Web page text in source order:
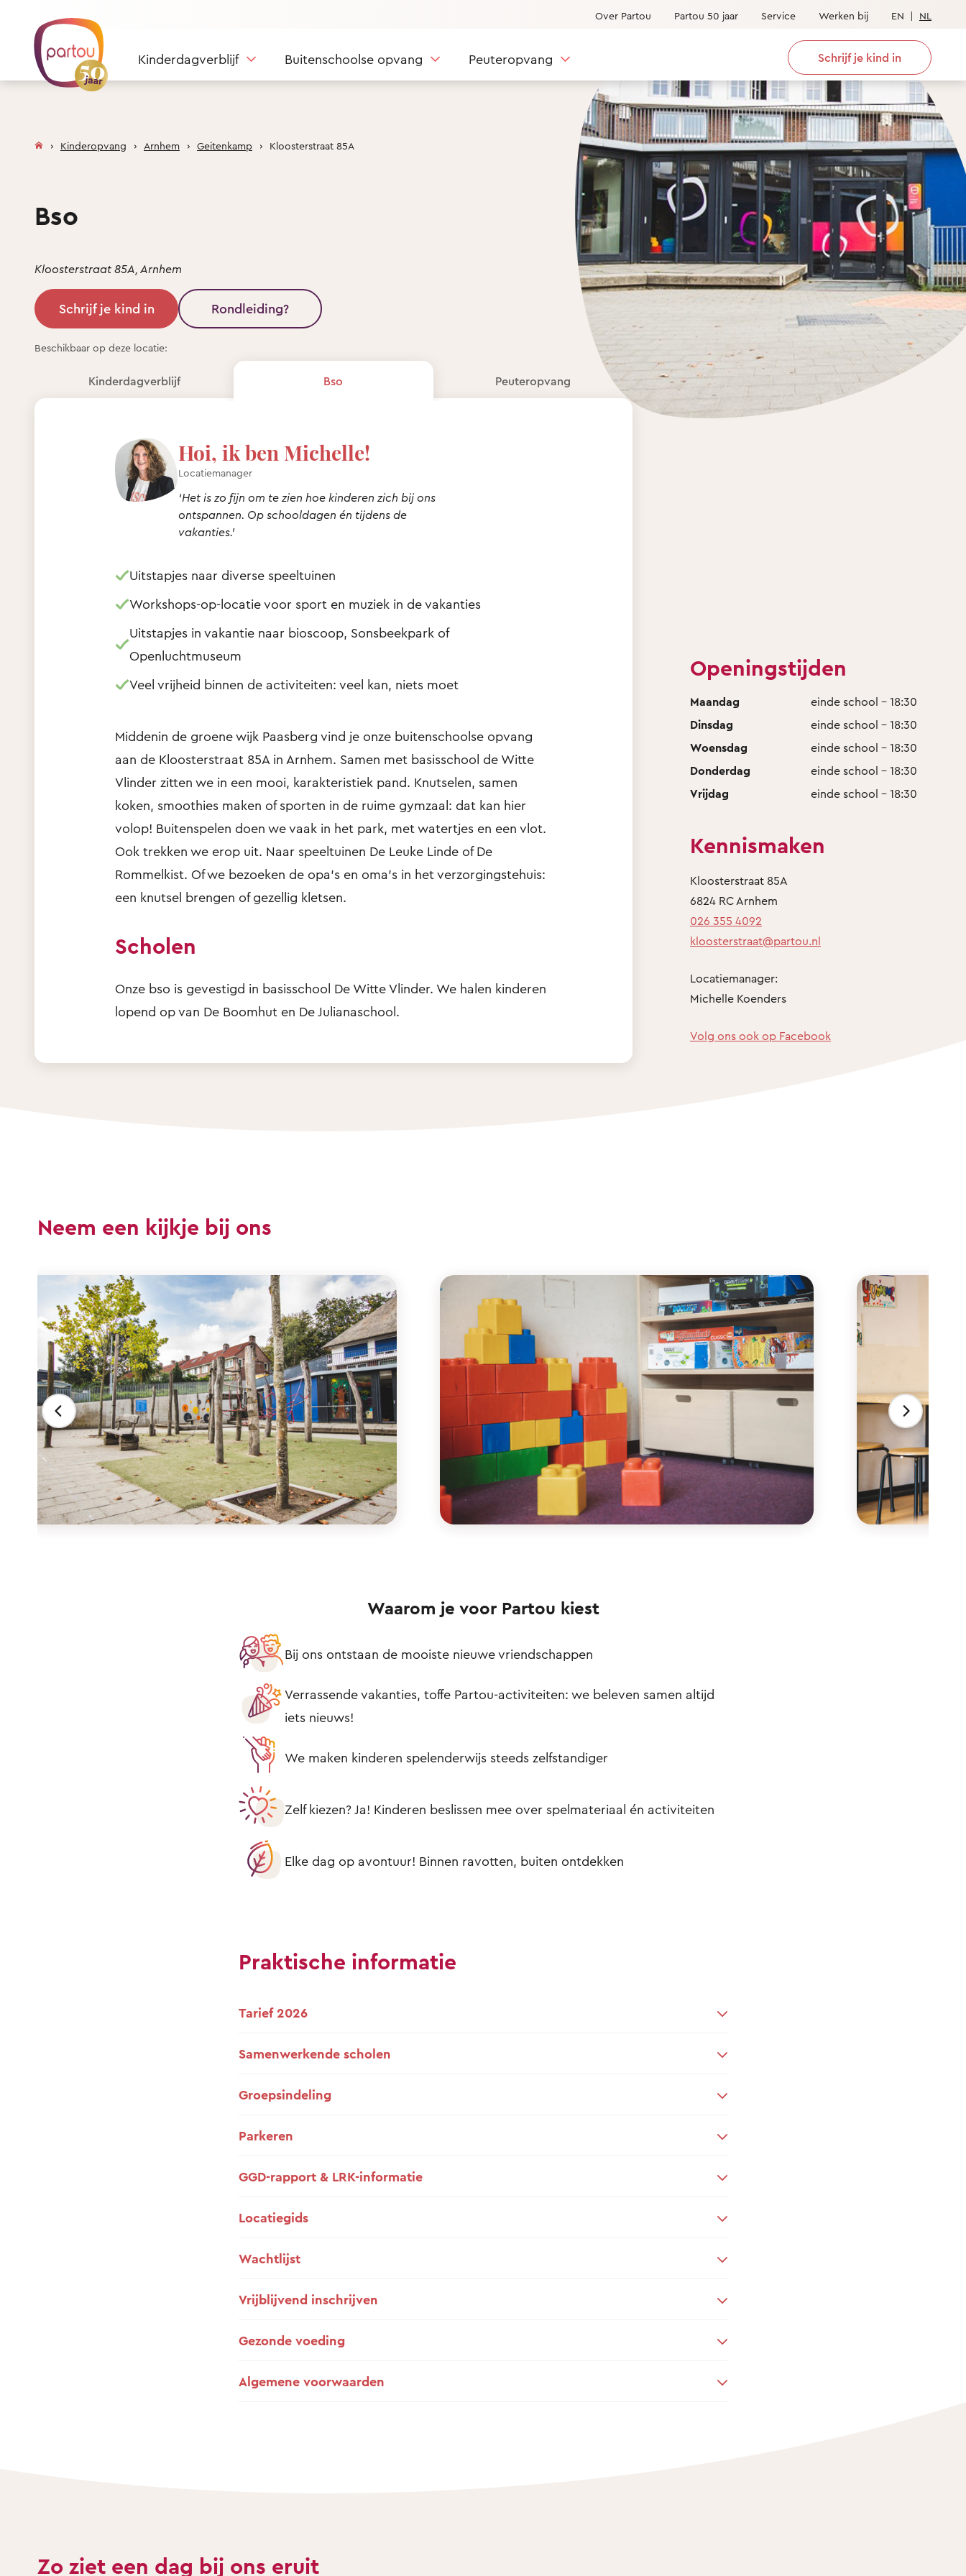
Over Partou Partou 50 jaar Service Werken bij EN | NL
Kinderdagverblijf Buitenschoolse opvang Peuteropvang Schrijf je kind in
Kinderopvang Arnhem Geitenkamp Kloosterstraat 85A
Bso
Kloosterstraat 85A, Arnhem
Schrijf je kind in Rondleiding?
Beschikbaar op deze locatie:
Kinderdagverblijf Bso Peuteropvang
Hoi, ik ben Michelle!
Locatiemanager
‘Het is zo fijn om te zien hoe kinderen zich bij ons
ontspannen. Op schooldagen én tijdens de
vakanties.’
Uitstapjes naar diverse speeltuinen
Workshops-op-locatie voor sport en muziek in de vakanties
Uitstapjes in vakantie naar bioscoop, Sonsbeekpark of
Openluchtmuseum
Veel vrijheid binnen de activiteiten: veel kan, niets moet
Middenin de groene wijk Paasberg vind je onze buitenschoolse opvang
aan de Kloosterstraat 85A in Arnhem. Samen met basisschool de Witte
Vlinder zitten we in een mooi, karakteristiek pand. Knutselen, samen
koken, smoothies maken of sporten in de ruime gymzaal: dat kan hier
volop! Buitenspelen doen we vaak in het park, met watertjes en een vlot.
Ook trekken we erop uit. Naar speeltuinen De Leuke Linde of De
Rommelkist. Of we bezoeken de opa’s en oma’s in het verzorgingstehuis:
een knutsel brengen of gezellig kletsen.
Scholen
Onze bso is gevestigd in basisschool De Witte Vlinder. We halen kinderen
lopend op van De Boomhut en De Julianaschool.
Openingstijden
Maandag
einde school - 18:30
Dinsdag
einde school - 18:30
Woensdag
einde school - 18:30
Donderdag
einde school - 18:30
Vrijdag
einde school - 18:30
Kennismaken
Kloosterstraat 85A
6824 RC Arnhem
026 355 4092
kloosterstraat@partou.nl
Locatiemanager:
Michelle Koenders
Volg ons ook op Facebook
Neem een kijkje bij ons
Waarom je voor Partou kiest
Bij ons ontstaan de mooiste nieuwe vriendschappen
Verrassende vakanties, toffe Partou-activiteiten: we beleven samen altijd
iets nieuws!
We maken kinderen spelenderwijs steeds zelfstandiger
Zelf kiezen? Ja! Kinderen beslissen mee over spelmateriaal én activiteiten
Elke dag op avontuur! Binnen ravotten, buiten ontdekken
Praktische informatie
Tarief 2026
Samenwerkende scholen
Groepsindeling
Parkeren
GGD-rapport & LRK-informatie
Locatiegids
Wachtlijst
Vrijblijvend inschrijven
Gezonde voeding
Algemene voorwaarden
Zo ziet een dag bij ons eruit